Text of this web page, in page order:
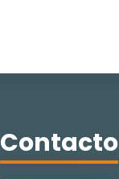
Contacto